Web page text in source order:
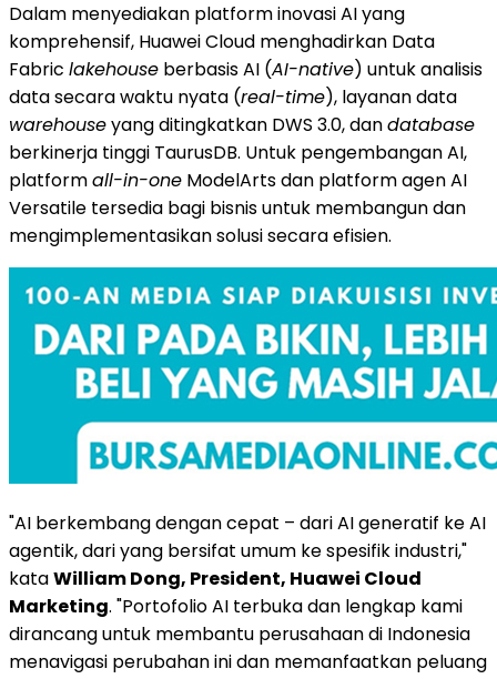
Dalam menyediakan platform inovasi AI yang
komprehensif, Huawei Cloud menghadirkan Data
Fabric lakehouse berbasis AI (AI-native) untuk analisis
data secara waktu nyata (real-time), layanan data
warehouseyang ditingkatkan DWS 3.0, dandatabase
berkinerja tinggi TaurusDB. Untuk pengembangan AI,
platformall-in-one ModelArts dan platform agen AI
Versatile tersedia bagi bisnis untuk membangun dan
mengimplementasikan solusi secara efisien.
"AI berkembang dengan cepat – dari AI generatif ke AI
agentik, dari yang bersifat umum ke spesifik industri,"
kataWilliam Dong, President, Huawei Cloud
Marketing. "Portofolio AI terbuka dan lengkap kami
dirancang untuk membantu perusahaan di Indonesia
menavigasi perubahan ini dan memanfaatkan peluang